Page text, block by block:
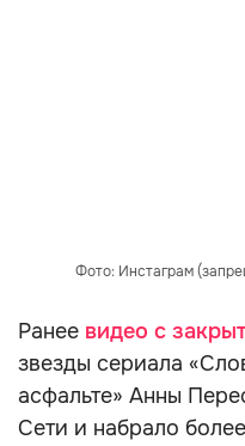
Фото: Инстаграм
Ранее видео с
звезды сериала
асфальте» Анны
Сети и набрало